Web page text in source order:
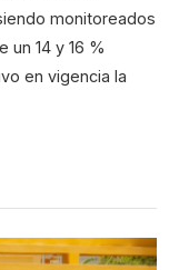
monitoreados
un 14 y 16 %
en vigencia la